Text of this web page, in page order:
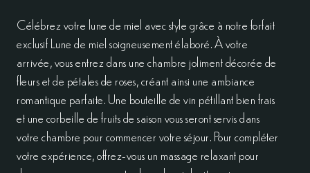
Célébrez votre lune de miel avec style grâce à notre forfait
exclusif Lune de miel soigneusement élaboré. À votre
arrivée, vous entrez dans une chambre joliment décorée de
fleurs et de pétales de roses, créant ainsi une ambiance
romantique parfaite. Une bouteille de vin pétillant bien frais
et une corbeille de fruits de saison vous seront servis dans
votre chambre pour commencer votre séjour. Pour compléter
votre expérience, offrez-vous un massage relaxant pour